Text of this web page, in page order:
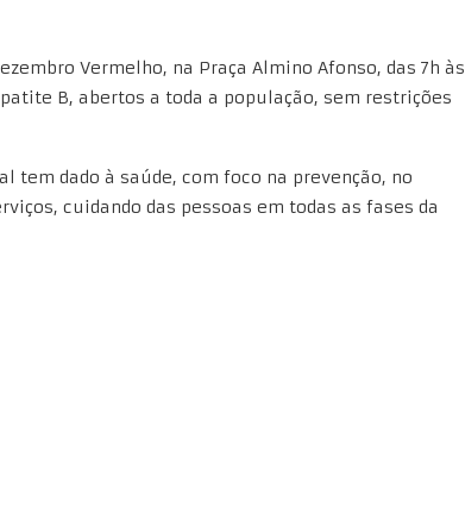
Vermelho, na Praça Almino Afonso, das 7h às
B, abertos a toda a população, sem restrições
tem dado à saúde, com foco na prevenção, no
cuidando das pessoas em todas as fases da